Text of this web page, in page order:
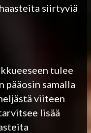
siirtyviä
tulee
pääosin samalla
viiteen
lisää